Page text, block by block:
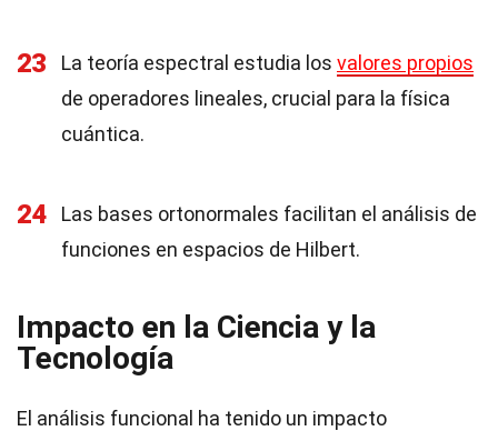
23 La teoría espectral estudia los valores propios
de operadores lineales, crucial para la física
cuántica.
24
Las bases ortonormales facilitan el análisis de
funciones en espacios de Hilbert.
Impacto en la Ciencia y la
Tecnología
El análisis funcional ha tenido un impacto